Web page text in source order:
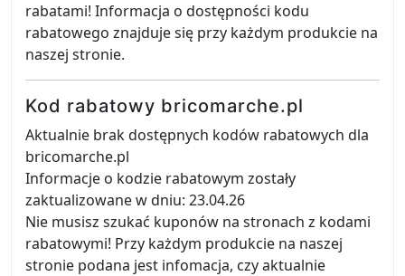
rabatami! Informacja o dostępności kodu
rabatowego znajduje się przy każdym produkcie na
naszej stronie.
Kod rabatowy bricomarche.pl
Aktualnie brak dostępnych kodów rabatowych dla
bricomarche.pl
Informacje o kodzie rabatowym zostały
zaktualizowane w dniu: 23.04.26
Nie musisz szukać kuponów na stronach z kodami
rabatowymi! Przy każdym produkcie na naszej
stronie podana jest infomacja, czy aktualnie